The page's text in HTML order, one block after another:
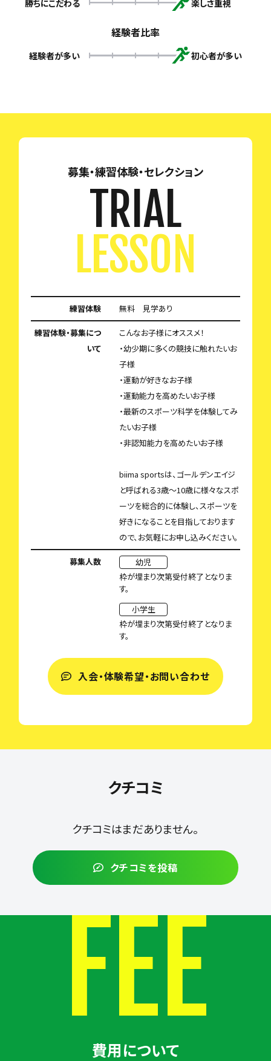
勝ちにこだわる 楽しさ重視
経験者比率
経験者が多い 初心者が多い
募集・練習体験・セレクション
TRIAL
LESSON
練習体験 無料 見学あり
練習体験・募集につ
いて
こんなお子様にオススメ！
・幼少期に多くの競技に触れたいお
子様
・運動が好きなお子様
・運動能力を高めたいお子様
・最新のスポーツ科学を体験してみ
たいお子様
・非認知能力を高めたいお子様
biima sportsは、ゴールデンエイジ
と呼ばれる3歳〜10歳に様々なスポ
ーツを総合的に体験し、スポーツを
好きになることを目指しております
ので、お気軽にお申し込みください。
募集人数
幼児
枠が埋まり次第受付終了となりま
す。
小学生
枠が埋まり次第受付終了となりま
す。
入会・体験希望・お問い合わせ
クチコミ
クチコミはまだありません。
クチコミを投稿
FEE
費用について